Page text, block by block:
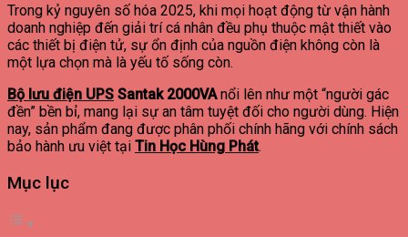
Trong kỷ nguyên số hóa 2025, khi mọi hoạt động từ vận hành
doanh nghiệp đến giải trí cá nhân đều phụ thuộc mật thiết vào
các thiết bị điện tử, sự ổn định của nguồn điện không còn là
một lựa chọn mà là yếu tố sống còn.
Bộ lưu điện UPS Santak 2000VAnổi lên như một “người gác
đền” bền bỉ, mang lại sự an tâm tuyệt đối cho người dùng. Hiện
nay, sản phẩm đang được phân phối chính hãng với chính sách
bảo hành ưu việt tại Tin Học Hùng Phát.
Mục lục